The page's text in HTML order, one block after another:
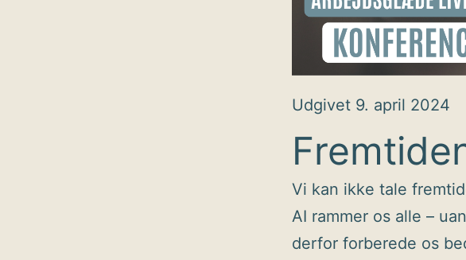
Udgivet 9. april 2024
Vi kan ikke tale
AI rammer os alle –
derfor forberede os